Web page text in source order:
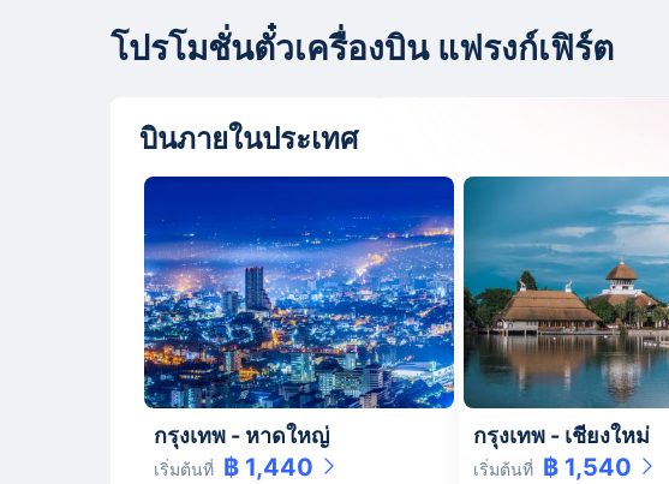
โปรโมชั่นตั๋วเครื่องบิน แฟรงก์เฟิร์ต
บินภายในประเทศ
กรุงเทพ - หาดใหญ่
เริ่มต้นที่ ฿ 1,440
กรุงเทพ - เชียงใหม่
เริ่มต้นที่ ฿ 1,540